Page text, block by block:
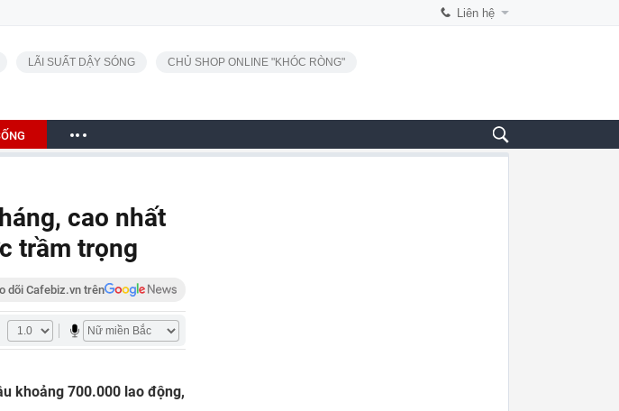
Liên hệ
LÃI SUẤT DẬY SÓNG CHỦ SHOP ONLINE "KHÓC RÒNG"
cao nhất
trầm trọng
dõi Cafebiz.vn trên
khoảng 700.000 lao động,